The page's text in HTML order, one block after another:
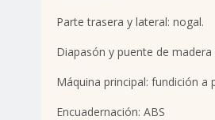
Parte trasera y lateral: nogal.
Diapasón y puente de madera
Máquina principal: fundición a
Encuadernación: ABS